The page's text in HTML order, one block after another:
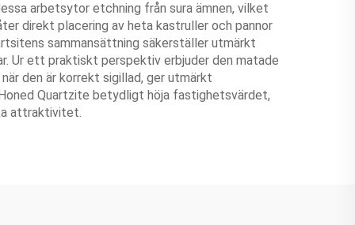
arbetsytor etchning från sura ämnen, vilket
direkt placering av heta kastruller och pannor
sammansättning säkerställer utmärkt
Ur ett praktiskt perspektiv erbjuder den matade
den är korrekt sigillad, ger utmärkt
Quartzite betydligt höja fastighetsvärdet,
attraktivitet.